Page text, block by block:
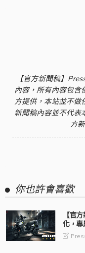
【官方新聞稿】
內容，所有內容包含
方提供，本站並不做
新聞稿內容並不代表
方
你也許會喜歡
【官
化，專